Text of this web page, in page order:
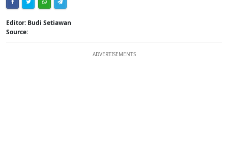
Editor: Budi Setiawan
Source:
ADVERTISEMENTS